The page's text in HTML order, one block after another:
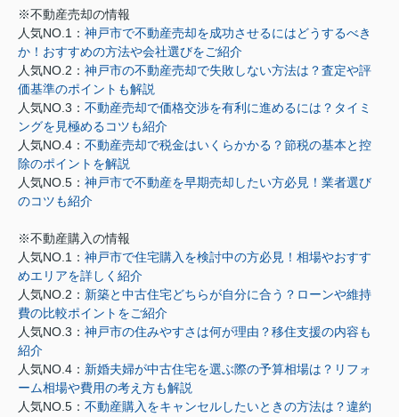
※不動産売却の情報
人気NO.1： 神戸市で不動産売却を成功させるにはどうするべき
か！おすすめの方法や会社選びをご紹介
人気NO.2： 神戸市の不動産売却で失敗しない方法は？査定や評
価基準のポイントも解説
人気NO.3： 不動産売却で価格交渉を有利に進めるには？タイミ
ングを見極めるコツも紹介
人気NO.4： 不動産売却で税金はいくらかかる？節税の基本と控
除のポイントを解説
人気NO.5： 神戸市で不動産を早期売却したい方必見！業者選び
のコツも紹介
※不動産購入の情報
人気NO.1： 神戸市で住宅購入を検討中の方必見！相場やおすす
めエリアを詳しく紹介
人気NO.2： 新築と中古住宅どちらが自分に合う？ローンや維持
費の比較ポイントをご紹介
人気NO.3： 神戸市の住みやすさは何が理由？移住支援の内容も
紹介
人気NO.4： 新婚夫婦が中古住宅を選ぶ際の予算相場は？リフォ
ーム相場や費用の考え方も解説
人気NO.5： 不動産購入をキャンセルしたいときの方法は？違約